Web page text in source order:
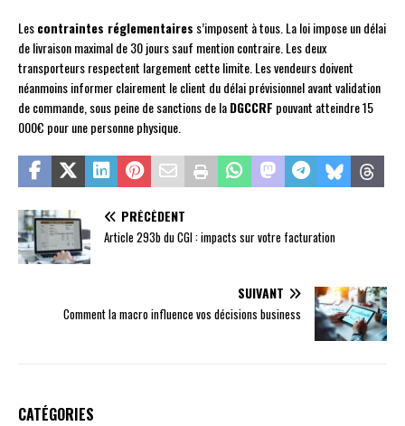
Lescontraintes réglementaires s’imposent à tous. La loi impose un délai
de livraison maximal de 30 jours sauf mention contraire. Les deux
transporteurs respectent largement cette limite. Les vendeurs doivent
néanmoins informer clairement le client du délai prévisionnel avant validation
de commande, sous peine de sanctions de laDGCCRF pouvant atteindre 15
000€ pour une personne physique.
PRÉCÉDENT
Article 293b du CGI : impacts sur votre facturation
SUIVANT
Comment la macro influence vos décisions business
CATÉGORIES